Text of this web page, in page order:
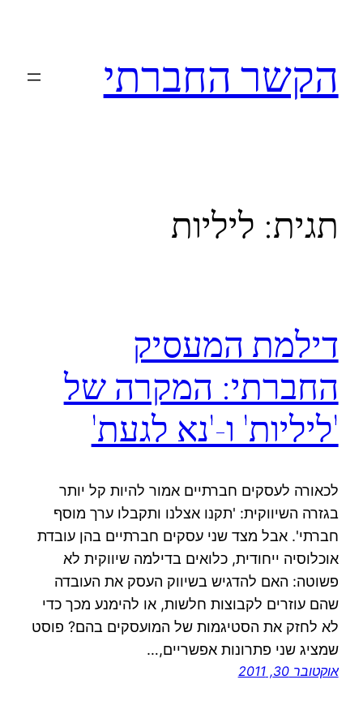
הקשר החברתי
תגית: ליליות
דילמת המעסיק
החברתי: המקרה של
'ליליות' ו-'נא לגעת'
לכאורה לעסקים חברתיים אמור להיות קל יותר
בגזרה השיווקית: 'תקנו אצלנו ותקבלו ערך מוסף
חברתי'. אבל מצד שני עסקים חברתיים בהן עובדת
אוכלוסיה ייחודית, כלואים בדילמה שיווקית לא
פשוטה: האם להדגיש בשיווק העסק את העובדה
שהם עוזרים לקבוצות חלשות, או להימנע מכך כדי
לא לחזק את הסטיגמות של המועסקים בהם? פוסט
שמציג שני פתרונות אפשריים,…
אוקטובר 30, 2011